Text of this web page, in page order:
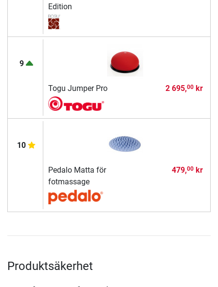
Edition
9
Togu Jumper Pro 2 695,00kr
10
Pedalo Matta för
fotmassage
479,00kr
Produktsäkerhet